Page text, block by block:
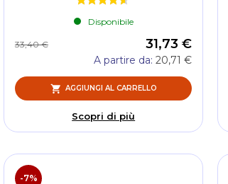
Disponibile
31,73 €
33,40 €
A partire da 20,71 €
AGGIUNGI AL CARRELLO
Scopri di più
-7%